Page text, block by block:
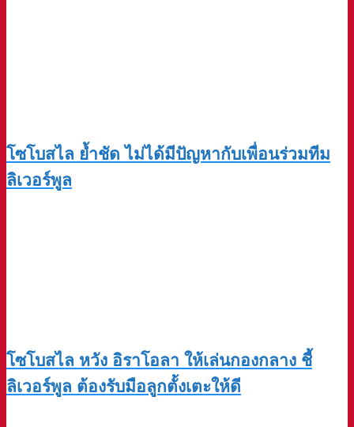
โซโบสไล ย้ำชัด ไม่ได้มีปัญหากับเพื่อนร่วมทีม
ลิเวอร์พูล
โซโบสไล หวัง อิราโอลา ให้เล่นกองกลาง ชี้
ลิเวอร์พูล ต้องรับมือลูกตั้งเตะให้ดี